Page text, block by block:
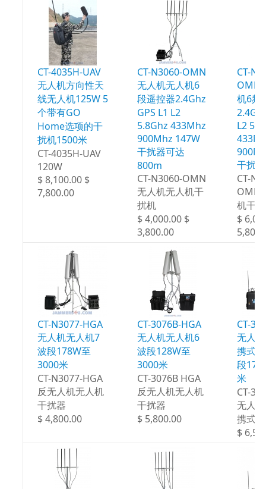
CT-4035H-UAV
无人机方向性天
线无人机125W 5
个带有GO
Home选项的干
扰机1500米
CT-4035H-UAV
120W
$ 8,100.00 $
7,800.00
CT-N3060-OMN
无人机无人机6
段遥控器2.4Ghz
GPS L1 L2
5.8Ghz 433Mhz
900Mhz 147W
干扰器可达
800m
CT-N3060-OMN
无人机无人机干
扰机
$ 4,000.00 $
3,800.00
CT-
OMN
机6频
L2
干扰
CT-
OMN
机干
$
CT-N3077-HGA
无人机无人机7
波段178W至
3000米
CT-N3077-HGA
反无人机无人机
干扰器
$ 4,800.00
CT-3076B-HGA
无人机无人机6
波段128W至
3000米
CT-3076B HGA
反无人机无人机
干扰器
$ 5,800.00
CT-
无人
携式
段
米
CT-
无人
携式
$